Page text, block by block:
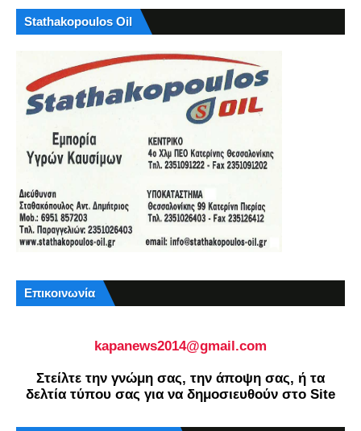
Stathakopoulos Oil
Επικοινωνία
kapanews2014@gmail.com
Στείλτε την γνώμη σας, την άποψη σας, ή τα
δελτία τύπου σας για να δημοσιευθούν στο Site